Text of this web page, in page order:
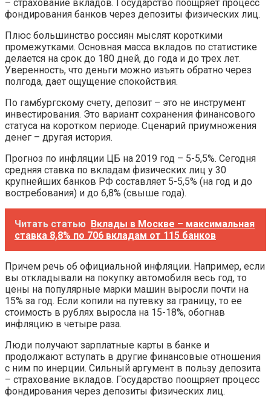
– страхование вкладов. Государство поощряет процесс
фондирования банков через депозиты физических лиц.
Плюс большинство россиян мыслят короткими
промежутками. Основная масса вкладов по статистике
делается на срок до 180 дней, до года и до трех лет.
Уверенность, что деньги можно изъять обратно через
полгода, дает ощущение спокойствия.
По гамбургскому счету, депозит – это не инструмент
инвестирования. Это вариант сохранения финансового
статуса на коротком периоде. Сценарий приумножения
денег – другая история.
Прогноз по инфляции ЦБ на 2019 год – 5-5,5%. Сегодня
средняя ставка по вкладам физических лиц у 30
крупнейших банков РФ составляет 5-5,5% (на год и до
востребования) и до 6,8% (свыше года).
Читать статью Вклады в Москве – максимальная
ставка 8,8% по 706 вкладам от 115 банков
Причем речь об официальной инфляции. Например, если
вы откладывали на покупку автомобиля весь год, то
цены на популярные марки машин выросли почти на
15% за год. Если копили на путевку за границу, то ее
стоимость в рублях выросла на 15-18%, обогнав
инфляцию в четыре раза.
Люди получают зарплатные карты в банке и
продолжают вступать в другие финансовые отношения
с ним по инерции. Сильный аргумент в пользу депозита
– страхование вкладов. Государство поощряет процесс
фондирования через депозиты физических лиц.